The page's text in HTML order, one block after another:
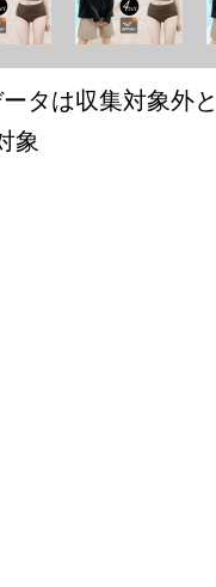
レディー
キング：3位
タは収集対象外
象